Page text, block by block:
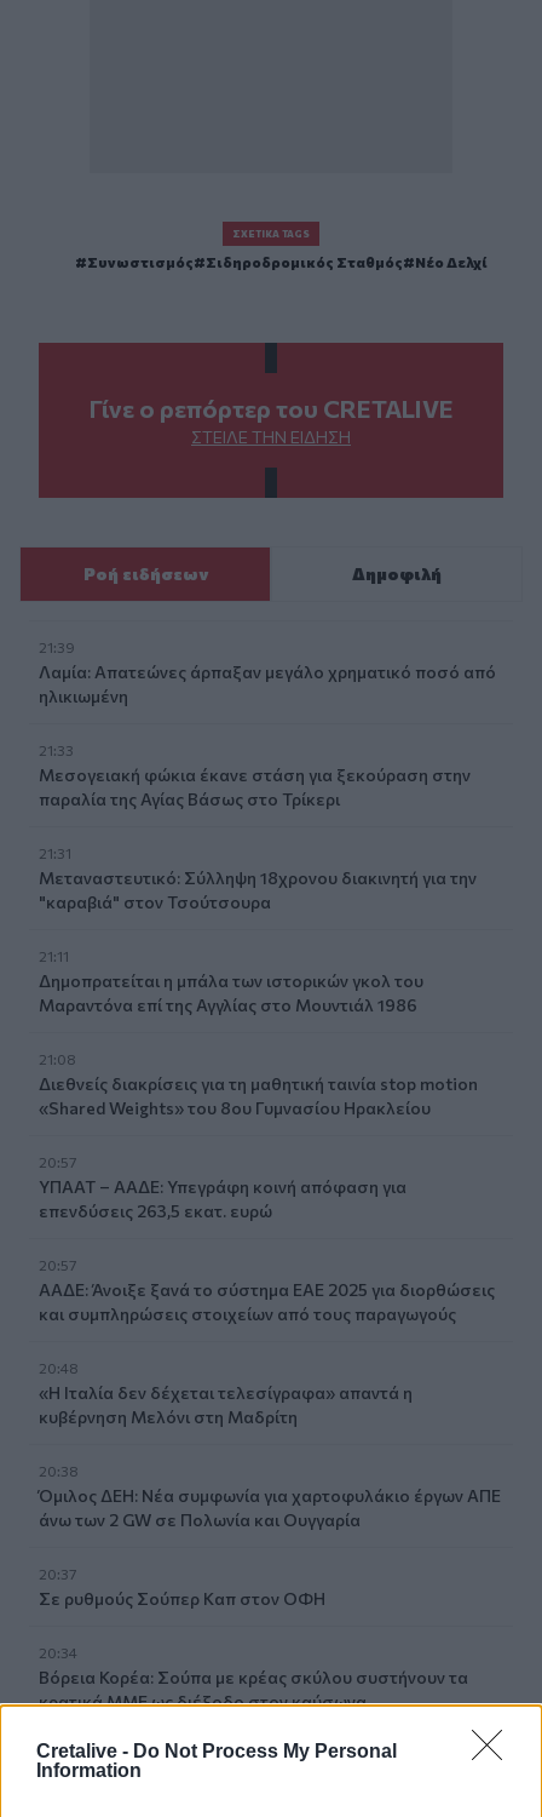
Cretalive - Do Not Process My Personal
Information
ΣΧΕΤΙΚΆ TAGS
Συνωστισμός Σιδηροδρομικός Σταθμός Νέο Δελχί
Γίνε ο ρεπόρτερ του CRETALIVE
ΣΤΕΊΛΕ ΤΗΝ ΕΊΔΗΣΗ
Ροή ειδήσεων Δημοφιλή
21:39
Λαμία: Απατεώνες άρπαξαν μεγάλο χρηματικό ποσό από
ηλικιωμένη
21:33
Μεσογειακή φώκια έκανε στάση για ξεκούραση στην
παραλία της Αγίας Βάσως στο Τρίκερι
21:31
Μεταναστευτικό: Σύλληψη 18χρονου διακινητή για την
"καραβιά" στον Τσούτσουρα
21:11
Δημοπρατείται η μπάλα των ιστορικών γκολ του
Μαραντόνα επί της Αγγλίας στο Μουντιάλ 1986
21:08
Διεθνείς διακρίσεις για τη μαθητική ταινία stop motion
«Shared Weights» του 8ου Γυμνασίου Ηρακλείου
20:57
ΥΠΑΑΤ – ΑΑΔΕ: Υπεγράφη κοινή απόφαση για
επενδύσεις 263,5 εκατ. ευρώ
20:57
ΑΑΔΕ: Άνοιξε ξανά το σύστημα ΕΑΕ 2025 για διορθώσεις
και συμπληρώσεις στοιχείων από τους παραγωγούς
20:48
«Η Ιταλία δεν δέχεται τελεσίγραφα» απαντά η
κυβέρνηση Μελόνι στη Μαδρίτη
20:38
Όμιλος ΔΕΗ: Νέα συμφωνία για χαρτοφυλάκιο έργων ΑΠΕ
άνω των 2 GW σε Πολωνία και Ουγγαρία
20:37
Σε ρυθμούς Σούπερ Καπ στον ΟΦΗ
20:34
Βόρεια Κορέα: Σούπα με κρέας σκύλου συστήνουν τα
κρατικά ΜΜΕ ως διέξοδο στον καύσωνα
20:28
Εθνικό Ίδρυμα «Ελευθέριος Κ. Βενιζέλος» - Παράρτημα